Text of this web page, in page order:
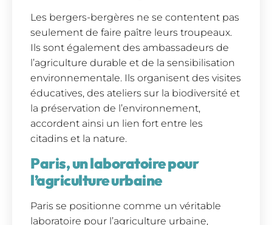
Les bergers-bergères ne se contentent pas
seulement de faire paître leurs troupeaux.
Ils sont également des ambassadeurs de
l’agriculture durable et de la sensibilisation
environnementale. Ils organisent des visites
éducatives, des ateliers sur la biodiversité et
la préservation de l’environnement,
accordent ainsi un lien fort entre les
citadins et la nature.
Paris, un laboratoire pour
l’agriculture urbaine
Paris se positionne comme un véritable
laboratoire pour l’agriculture urbaine,